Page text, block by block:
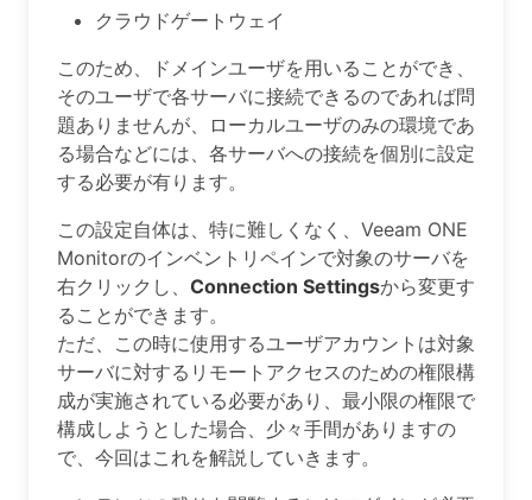
クラウドゲートウェイ
このため、ドメインユーザを用いることができ、
そのユーザで各サーバに接続できるのであれば問
題ありませんが、ローカルユーザのみの環境であ
る場合などには、各サーバへの接続を個別に設定
する必要が有ります。
この設定自体は、特に難しくなく、Veeam ONE
Monitorのインベントリペインで対象のサーバを
右クリックし、 Connection Settingsから変更す
ることができます。
ただ、この時に使用するユーザアカウントは対象
サーバに対するリモートアクセスのための権限構
成が実施されている必要があり、最小限の権限で
構成しようとした場合、少々手間がありますの
で、今回はこれを解説していきます。